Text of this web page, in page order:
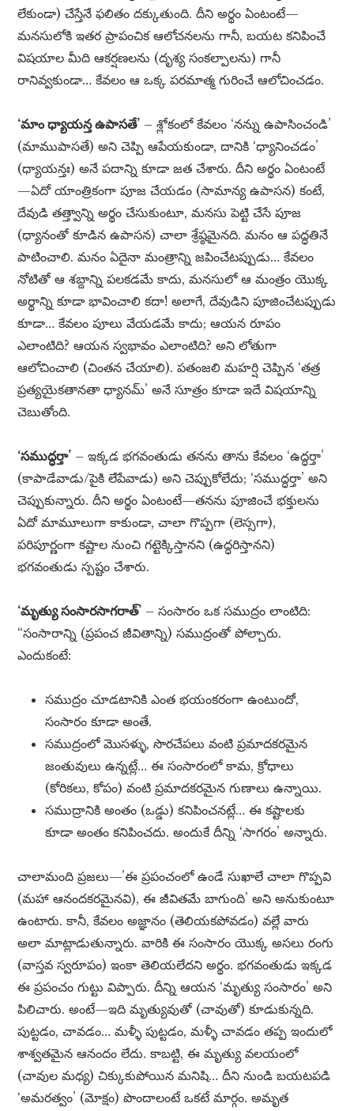
లేకుండా) చేస్తేనే ఫలితం దక్కుతుంది. దీని అర్థం ఏంటంటే—
మనసులోకి ఇతర ప్రాపంచిక ఆలోచనలను గానీ, బయట కనిపించే
విషయాల మీది ఆకర్షణలను (దృశ్య సంకల్పాలను) గానీ
రానివ్వకుండా… కేవలం ఆ ఒక్క పరమాత్మ గురించే ఆలోచించడం.
‘మాం ధ్యాయన్త ఉపాసతే’ – శ్లోకంలో కేవలం ‘నన్ను ఉపాసించండి’
(మాముపాసతే) అని చెప్పి ఆపేయకుండా, దానికి ‘ధ్యానించడం’
(ధ్యాయన్తః) అనే పదాన్ని కూడా జత చేశారు. దీని అర్థం ఏంటంటే
—ఏదో యాంత్రికంగా పూజ చేయడం (సామాన్య ఉపాసన) కంటే,
దేవుడి తత్త్వాన్ని అర్థం చేసుకుంటూ, మనసు పెట్టి చేసే పూజ
(ధ్యానంతో కూడిన ఉపాసన) చాలా శ్రేష్ఠమైనది. మనం ఆ పద్ధతినే
పాటించాలి. మనం ఏదైనా మంత్రాన్ని జపించేటప్పుడు… కేవలం
నోటితో ఆ శబ్దాన్ని పలకడమే కాదు, మనసులో ఆ మంత్రం యొక్క
అర్థాన్ని కూడా భావించాలి కదా! అలాగే, దేవుడిని పూజించేటప్పుడు
కూడా… కేవలం పూలు వేయడమే కాదు; ఆయన రూపం
ఎలాంటిది? ఆయన స్వభావం ఎలాంటిది? అని లోతుగా
ఆలోచించాలి (చింతన చేయాలి). పతంజలి మహర్షి చెప్పిన ‘తత్ర
ప్రత్యయైకతానతా ధ్యానమ్’ అనే సూత్రం కూడా ఇదే విషయాన్ని
చెబుతోంది.
‘సముద్ధర్తా’ – ఇక్కడ భగవంతుడు తనను తాను కేవలం ‘ఉద్ధర్తా’
(కాపాడేవాడు/పైకి లేపేవాడు) అని చెప్పుకోలేదు; ‘సముద్ధర్తా’ అని
చెప్పుకున్నారు. దీని అర్థం ఏంటంటే—తనను పూజించే భక్తులను
ఏదో మామూలుగా కాకుండా, చాలా గొప్పగా (లెస్సగా),
పరిపూర్ణంగా కష్టాల నుంచి గట్టెక్కిస్తానని (ఉద్ధరిస్తానని)
భగవంతుడు స్పష్టం చేశారు.
‘మృత్యు సంసారసాగరాత్’ – సంసారం ఒక సముద్రం లాంటిది:
“సంసారాన్ని (ప్రపంచ జీవితాన్ని) సముద్రంతో పోల్చారు.
ఎందుకంటే:
సముద్రం చూడటానికి ఎంత భయంకరంగా ఉంటుందో,
సంసారం కూడా అంతే.
సముద్రంలో మొసళ్ళు, సొరచేపలు వంటి ప్రమాదకరమైన
జంతువులు ఉన్నట్లే… ఈ సంసారంలో కామ, క్రోధాలు
(కోరికలు, కోపం) వంటి ప్రమాదకరమైన గుణాలు ఉన్నాయి.
సముద్రానికి అంతం (ఒడ్డు) కనిపించనట్లే… ఈ కష్టాలకు
కూడా అంతం కనిపించదు. అందుకే దీన్ని ‘సాగరం’ అన్నారు.
చాలామంది ప్రజలు—’ఈ ప్రపంచంలో ఉండే సుఖాలే చాలా గొప్పవి
(మహా ఆనందకరమైనవి), ఈ జీవితమే బాగుంది’ అని అనుకుంటూ
ఉంటారు. కానీ, కేవలం అజ్ఞానం (తెలియకపోవడం) వల్లే వారు
అలా మాట్లాడుతున్నారు. వారికి ఈ సంసారం యొక్క అసలు రంగు
(వాస్తవ స్వరూపం) ఇంకా తెలియలేదని అర్థం. భగవంతుడు ఇక్కడ
ఈ ప్రపంచం గుట్టు విప్పారు. దీన్ని ఆయన ‘మృత్యు సంసారం’ అని
పిలిచారు. అంటే—ఇది మృత్యువుతో (చావుతో) కూడుకున్నది.
పుట్టడం, చావడం… మళ్ళీ పుట్టడం, మళ్ళీ చావడం తప్ప ఇందులో
శాశ్వతమైన ఆనందం లేదు. కాబట్టి, ఈ మృత్యు వలయంలో
(చావుల మధ్య) చిక్కుకుపోయిన మనిషి… దీని నుండి బయటపడి
‘అమరత్వం’ (మోక్షం) పొందాలంటే ఒకటే మార్గం. అమృత